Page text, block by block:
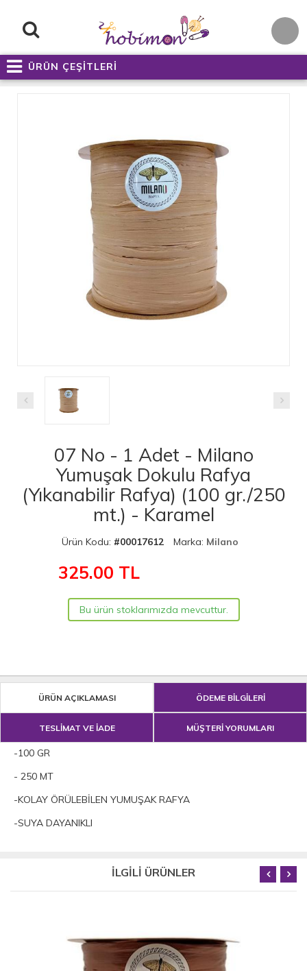
ÜRÜN ÇEŞİTLERİ
07 No - 1 Adet - Milano
Yumuşak Dokulu Rafya
(Yıkanabilir Rafya) (100 gr./250
mt.) - Karamel
Ürün Kodu: #00017612 Marka: Milano
325.00 TL
Bu ürün stoklarımızda mevcuttur.
ÜRÜN AÇIKLAMASI ÖDEME BİLGİLERİ
TESLİMAT VE İADE MÜŞTERİ YORUMLARI
-100 GR
- 250 MT
-KOLAY ÖRÜLEBİLEN YUMUŞAK RAFYA
-SUYA DAYANIKLI
İLGİLİ ÜRÜNLER